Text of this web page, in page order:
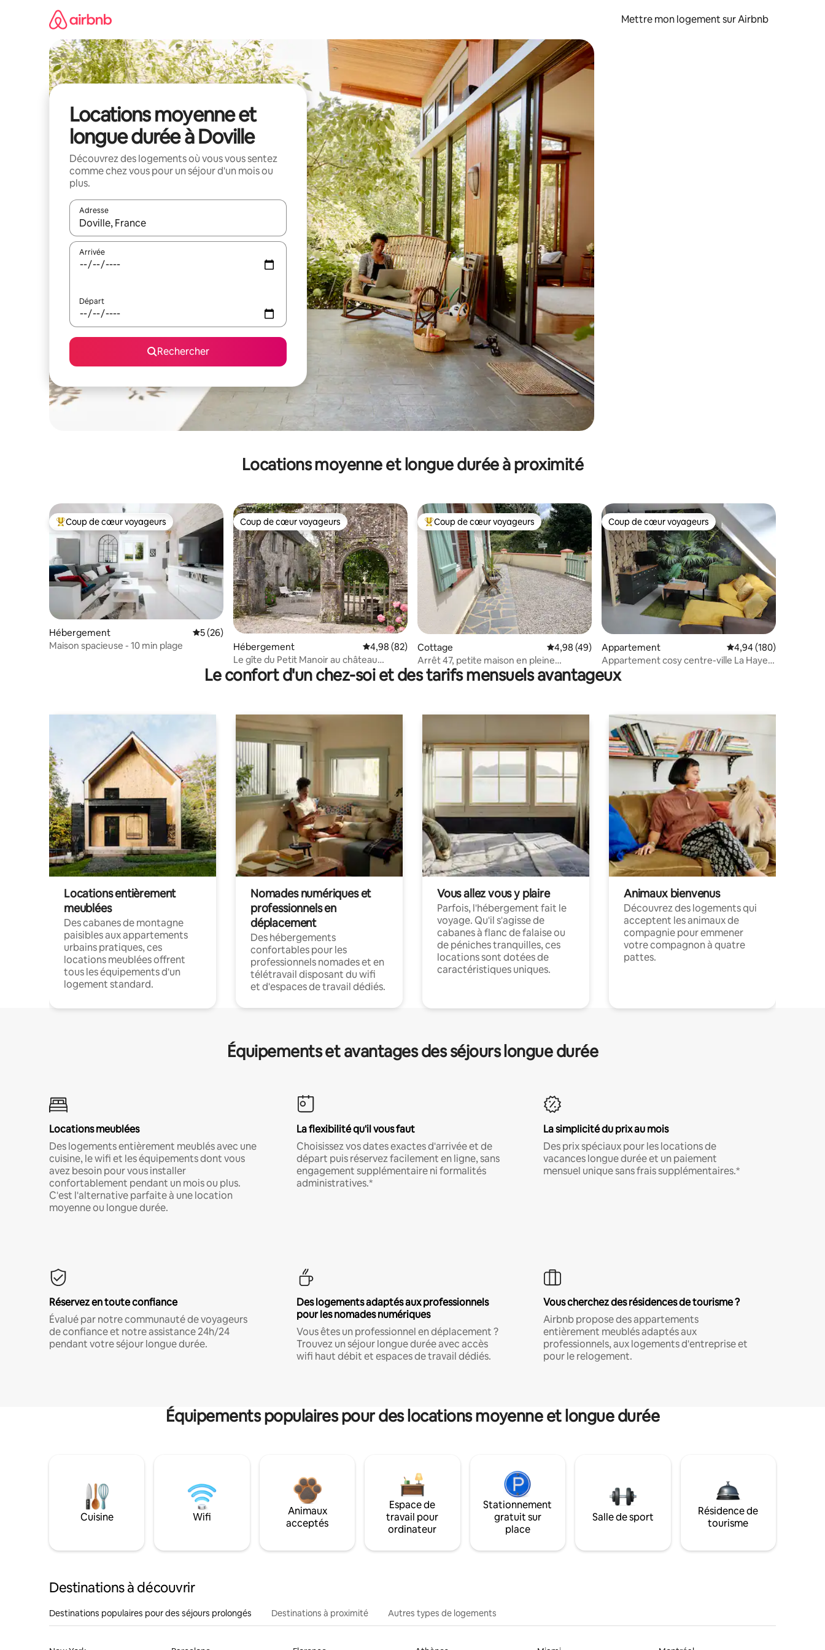
Mettre mon logement sur Airbnb
Locations moyenne et
longue durée à Doville
Découvrez des logements où vous vous sentez
comme chez vous pour un séjour d'un mois ou
plus.
Adresse
Lorsque les résultats s'affichent, utilisez les flèches vers le haut et vers le bas pour les parcourir ou en appuyant et en faisant glisser.
Arrivée
Départ
Rechercher
Locations moyenne et longue durée à proximité
Coups de cœur voyageurs les plus appréciés
Coup de cœur voyageurs
Hébergement Évaluation moyenne sur la base de 26 commentaires : 5 sur 5
5 (26)
Maison spacieuse - 10 min plage
Coup de cœur voyageurs
Coup de cœur voyageurs
Hébergement Évaluation moyenne sur la base de 82 commentaires : 4,98 sur 5
4,98 (82)
Le gîte du Petit Manoir au château
d’Hémevez
Coups de cœur voyageurs les plus appréciés
Coup de cœur voyageurs
Cottage Évaluation moyenne sur la base de 49 commentaires : 4,98 sur 5
4,98 (49)
Arrêt 47, petite maison en pleine
campagne
Coup de cœur voyageurs
Coup de cœur voyageurs
Appartement Évaluation moyenne
4,94 (180)
Appartement cosy centre-ville La Haye
du Puits
Le confort d'un chez-soi et des tarifs mensuels avantageux
Locations entièrement
meublées
Des cabanes de montagne
paisibles aux appartements
urbains pratiques, ces
locations meublées offrent
tous les équipements d'un
logement standard.
Nomades numériques et
professionnels en
déplacement
Des hébergements
confortables pour les
professionnels nomades et en
télétravail disposant du wifi
et d'espaces de travail dédiés.
Vous allez vous y plaire
Parfois, l'hébergement fait le
voyage. Qu'il s'agisse de
cabanes à flanc de falaise ou
de péniches tranquilles, ces
locations sont dotées de
caractéristiques uniques.
Animaux bienvenus
Découvrez des logements qui
acceptent les animaux de
compagnie pour emmener
votre compagnon à quatre
pattes.
Équipements et avantages des séjours longue durée
Locations meublées
Des logements entièrement meublés avec une
cuisine, le wifi et les équipements dont vous
avez besoin pour vous installer
confortablement pendant un mois ou plus.
C'est l'alternative parfaite à une location
moyenne ou longue durée.
La flexibilité qu'il vous faut
Choisissez vos dates exactes d'arrivée et de
départ puis réservez facilement en ligne, sans
engagement supplémentaire ni formalités
administratives.*
La simplicité du prix au mois
Des prix spéciaux pour les locations de
vacances longue durée et un paiement
mensuel unique sans frais supplémentaires.*
Réservez en toute confiance
Évalué par notre communauté de voyageurs
de confiance et notre assistance 24h/24
pendant votre séjour longue durée.
Des logements adaptés aux professionnels
pour les nomades numériques
Vous êtes un professionnel en déplacement ?
Trouvez un séjour longue durée avec accès
wifi haut débit et espaces de travail dédiés.
Vous cherchez des résidences de tourisme ?
Airbnb propose des appartements
entièrement meublés adaptés aux
professionnels, aux logements d'entreprise et
pour le relogement.
Équipements populaires pour des locations moyenne et longue durée
Cuisine Wifi
Animaux
acceptés
Espace de
travail pour
ordinateur
Stationnement
gratuit sur
place
Salle de sport
Résidence de
tourisme
Destinations à découvrir
Destinations populaires pour des séjours prolongés Destinations à proximité Autres types de logements